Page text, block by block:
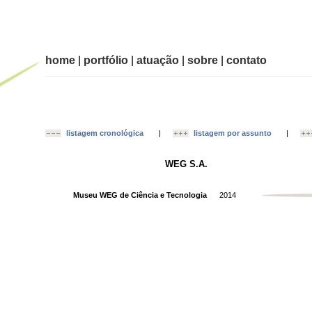
home portfólio atuação sobre contato
listagem cronológica | listagem por assunto |
WEG S.A.
Museu WEG de Ciência e Tecnologia 2014